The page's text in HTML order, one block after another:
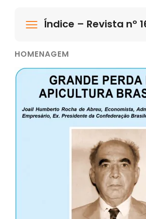
Índice – Revista nº
HOMENAGEM